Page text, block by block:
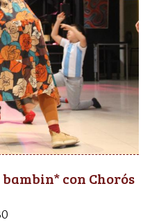
con Chorós